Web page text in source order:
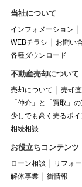
当社について
インフォメーション
WEBチラシ
お問い
各種ダウンロード
不動産売却について
売却について 売却
「仲介」と「買取」
少しでも高く売るポイ
相続相談
お役立ちコンテンツ
ローン相談 リフォ
解体事業
街情報